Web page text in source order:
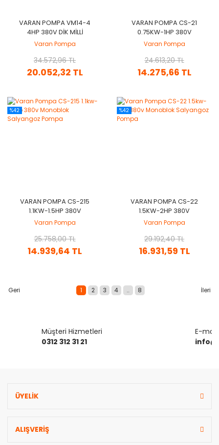
VARAN POMPA VM14-4
4HP 380V DIK MILLI
KADEMELI POMPA
Varan Pompa
20.052,32 TL
34.572,96 TL
VARAN POMPA CS-21
0.75KW-1HP 380V
MONOBLOK SALYANGOZ
Varan Pompa
14.275,66 TL
24.613,20 TL
%42
VARAN POMPA CS-215
1.1KW-1.5HP 380V
MONOBLOK SALYANGOZ
Varan Pompa
14.939,64 TL
25.758,00 TL
%42
VARAN POMPA CS-22
1.5KW-2HP 380V
MONOBLOK SALYANGOZ
Varan Pompa
16.931,59 TL
29.192,40 TL
1 2 3 4 .. 8
Müşteri Hizmetleri
0312 312 31 21
E-mail
ÜYELİK
ALIŞVERİŞ